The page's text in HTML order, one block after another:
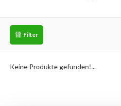
Filter
Keine Produkte gefunden!...